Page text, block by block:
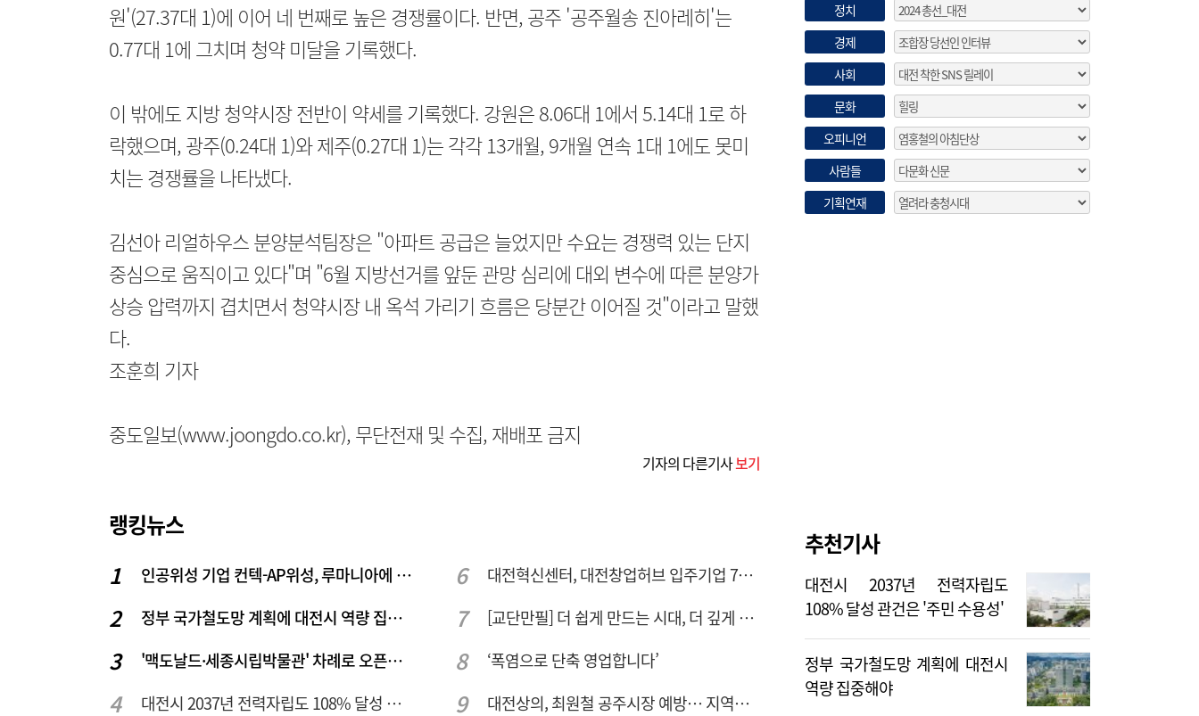
원'(27.37대 1)에 이어 네 번째로 높은 경쟁률이다. 반면, 공주 '공주월송 진아레히'는
0.77대 1에 그치며 청약 미달을 기록했다.
이 밖에도 지방 청약시장 전반이 약세를 기록했다. 강원은 8.06대 1에서 5.14대 1로 하
락했으며, 광주(0.24대 1)와 제주(0.27대 1)는 각각 13개월, 9개월 연속 1대 1에도 못미
치는 경쟁률을 나타냈다.
김선아 리얼하우스 분양분석팀장은 "아파트 공급은 늘었지만 수요는 경쟁력 있는 단지
중심으로 움직이고 있다"며 "6월 지방선거를 앞둔 관망 심리에 대외 변수에 따른 분양가
상승 압력까지 겹치면서 청약시장 내 옥석 가리기 흐름은 당분간 이어질 것"이라고 말했
다.
조훈희 기자
중도일보(www.joongdo.co.kr), 무단전재 및 수집, 재배포 금지
기자의 다른기사보기
랭킹뉴스
인공위성 기업 컨텍-AP위성, 루마니아에 지상국 시스템 전수
정부 국가철도망 계획에 대전시 역량 집중해야
'맥도날드·세종시립박물관' 차례로 오픈… 고운동 정주여건 좋아진다
대전시 2037년 전력자립도 108% 달성 관건은 '주민 수용성'
대전혁신센터, 대전창업허브 입주기업 7개사 모집
[교단만필] 더 쉽게 만드는 시대, 더 깊게 배우는 교육
‘폭염으로 단축 영업합니다’
대전상의, 최원철 공주시장 예방… 지역경제 협력방안 논의
정치
경제
사회
문화
오피니언
사람들
기획연재
추천기사
대전시 2037년 전력자립도
108% 달성 관건은 '주민 수용성'
정부 국가철도망 계획에 대전시
역량 집중해야